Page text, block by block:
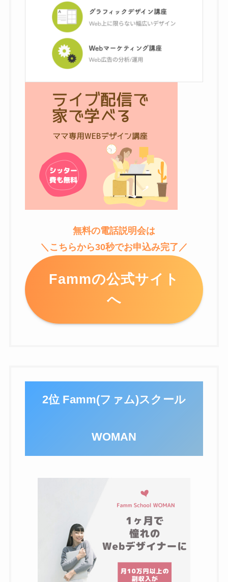
無料の電話説明会は
＼こちらから30秒でお申込み完了／
Fammの公式サイト
へ
2位 Famm(ファム)スクール
WOMAN